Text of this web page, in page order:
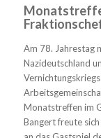
Am 78. Jahrestag
Nazideutschland
Monatstreffen im
Bangert freute